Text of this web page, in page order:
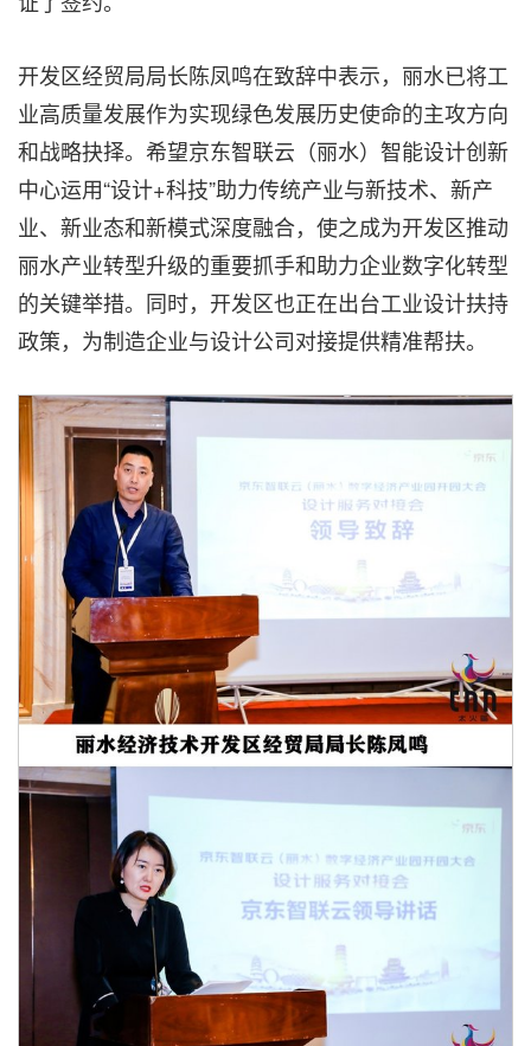
开发区经贸局局长陈凤鸣在致辞中表示，丽水已将工
业高质量发展作为实现绿色发展历史使命的主攻方向
和战略抉择。希望京东智联云（丽水）智能设计创新
中心运用“设计+科技”助力传统产业与新技术、新产
业、新业态和新模式深度融合，使之成为开发区推动
丽水产业转型升级的重要抓手和助力企业数字化转型
的关键举措。同时，开发区也正在出台工业设计扶持
政策，为制造企业与设计公司对接提供精准帮扶。